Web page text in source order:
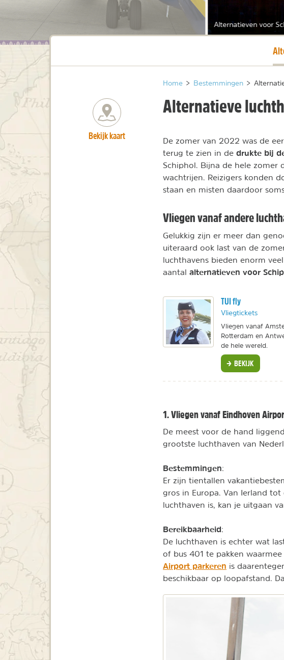
Alternatieven voor
Home > Bestemmingen >
Alternatieve
De zomer van 2022 was de
terug te zien in de drukte bij
Schiphol. Bijna de hele zomer
wachtrijen. Reizigers konden
staan en misten daardoor
Vliegen vanaf andere
Gelukkig zijn er meer dan
uiteraard ook last van de
luchthavens bieden enorm
aantal alternatieven voor
TUI fly
Vliegtickets
Vliegen vanaf
Rotterdam en
de hele wereld.
BEKIJK
1. Vliegen vanaf Eindhoven
De meest voor de hand
grootste luchthaven van
Bestemmingen:
Er zijn tientallen
gros in Europa. Van Ierland
luchthaven is, kan je uitgaan
Bereikbaarheid:
De luchthaven is echter wat
of bus 401 te pakken
Airport parkeren is
beschikbaar op loopafstand.
Bekijk kaart